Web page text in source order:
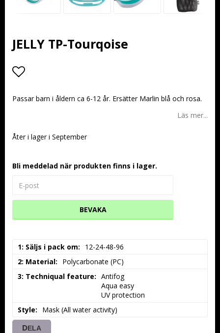
JELLY TP-Tourqoise
Lägg till i favoritlistan
Passar barn i åldern ca 6-12 år. Ersätter Marlin blå och rosa.
Läs mer...
Åter i lager i September
Bli meddelad när produkten finns i lager.
BEVAKA
1: Säljs i pack om
12-24-48-96
2: Material
Polycarbonate (PC)
3: Techniqual feature
Antifog
Aqua easy
UV protection
Style
Mask (All water activity)
DELA